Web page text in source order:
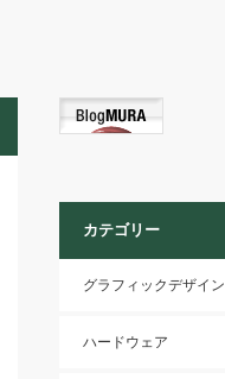
カテゴリー
グラフィックデザイン
ハードウェア